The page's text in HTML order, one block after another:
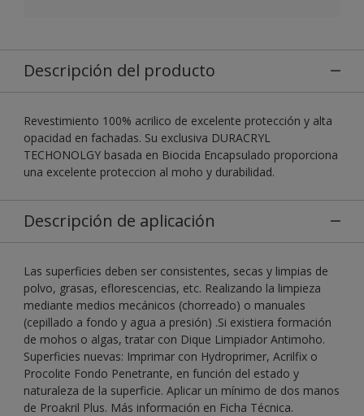
Descripción del producto
Revestimiento 100% acrilico de excelente protección y alta
opacidad en fachadas. Su exclusiva DURACRYL
TECHONOLGY basada en Biocida Encapsulado proporciona
una excelente proteccion al moho y durabilidad.
Descripción de aplicación
Las superficies deben ser consistentes, secas y limpias de
polvo, grasas, eflorescencias, etc. Realizando la limpieza
mediante medios mecánicos (chorreado) o manuales
(cepillado a fondo y agua a presión) .Si existiera formación
de mohos o algas, tratar con Dique Limpiador Antimoho.
Superficies nuevas: Imprimar con Hydroprimer, Acrilfix o
Procolite Fondo Penetrante, en función del estado y
naturaleza de la superficie. Aplicar un mínimo de dos manos
de Proakril Plus. Más información en Ficha Técnica.